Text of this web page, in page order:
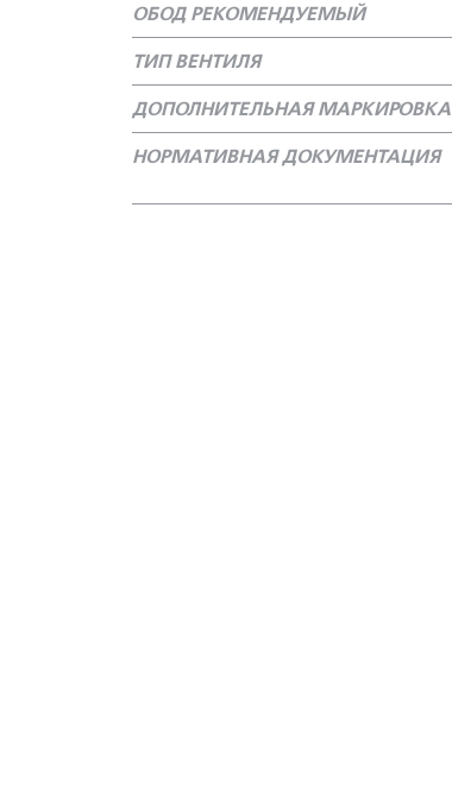
ОБОД РЕКОМЕНДУЕМЫЙ
ТИП ВЕНТИЛЯ
ДОПОЛНИТЕЛЬНАЯ МАРКИРОВКА
НОРМАТИВНАЯ ДОКУМЕНТАЦИЯ